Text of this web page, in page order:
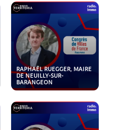
RAPHAËL RUEGGER, MAIRE
DE NEUILLY-SUR-
BARANGEON